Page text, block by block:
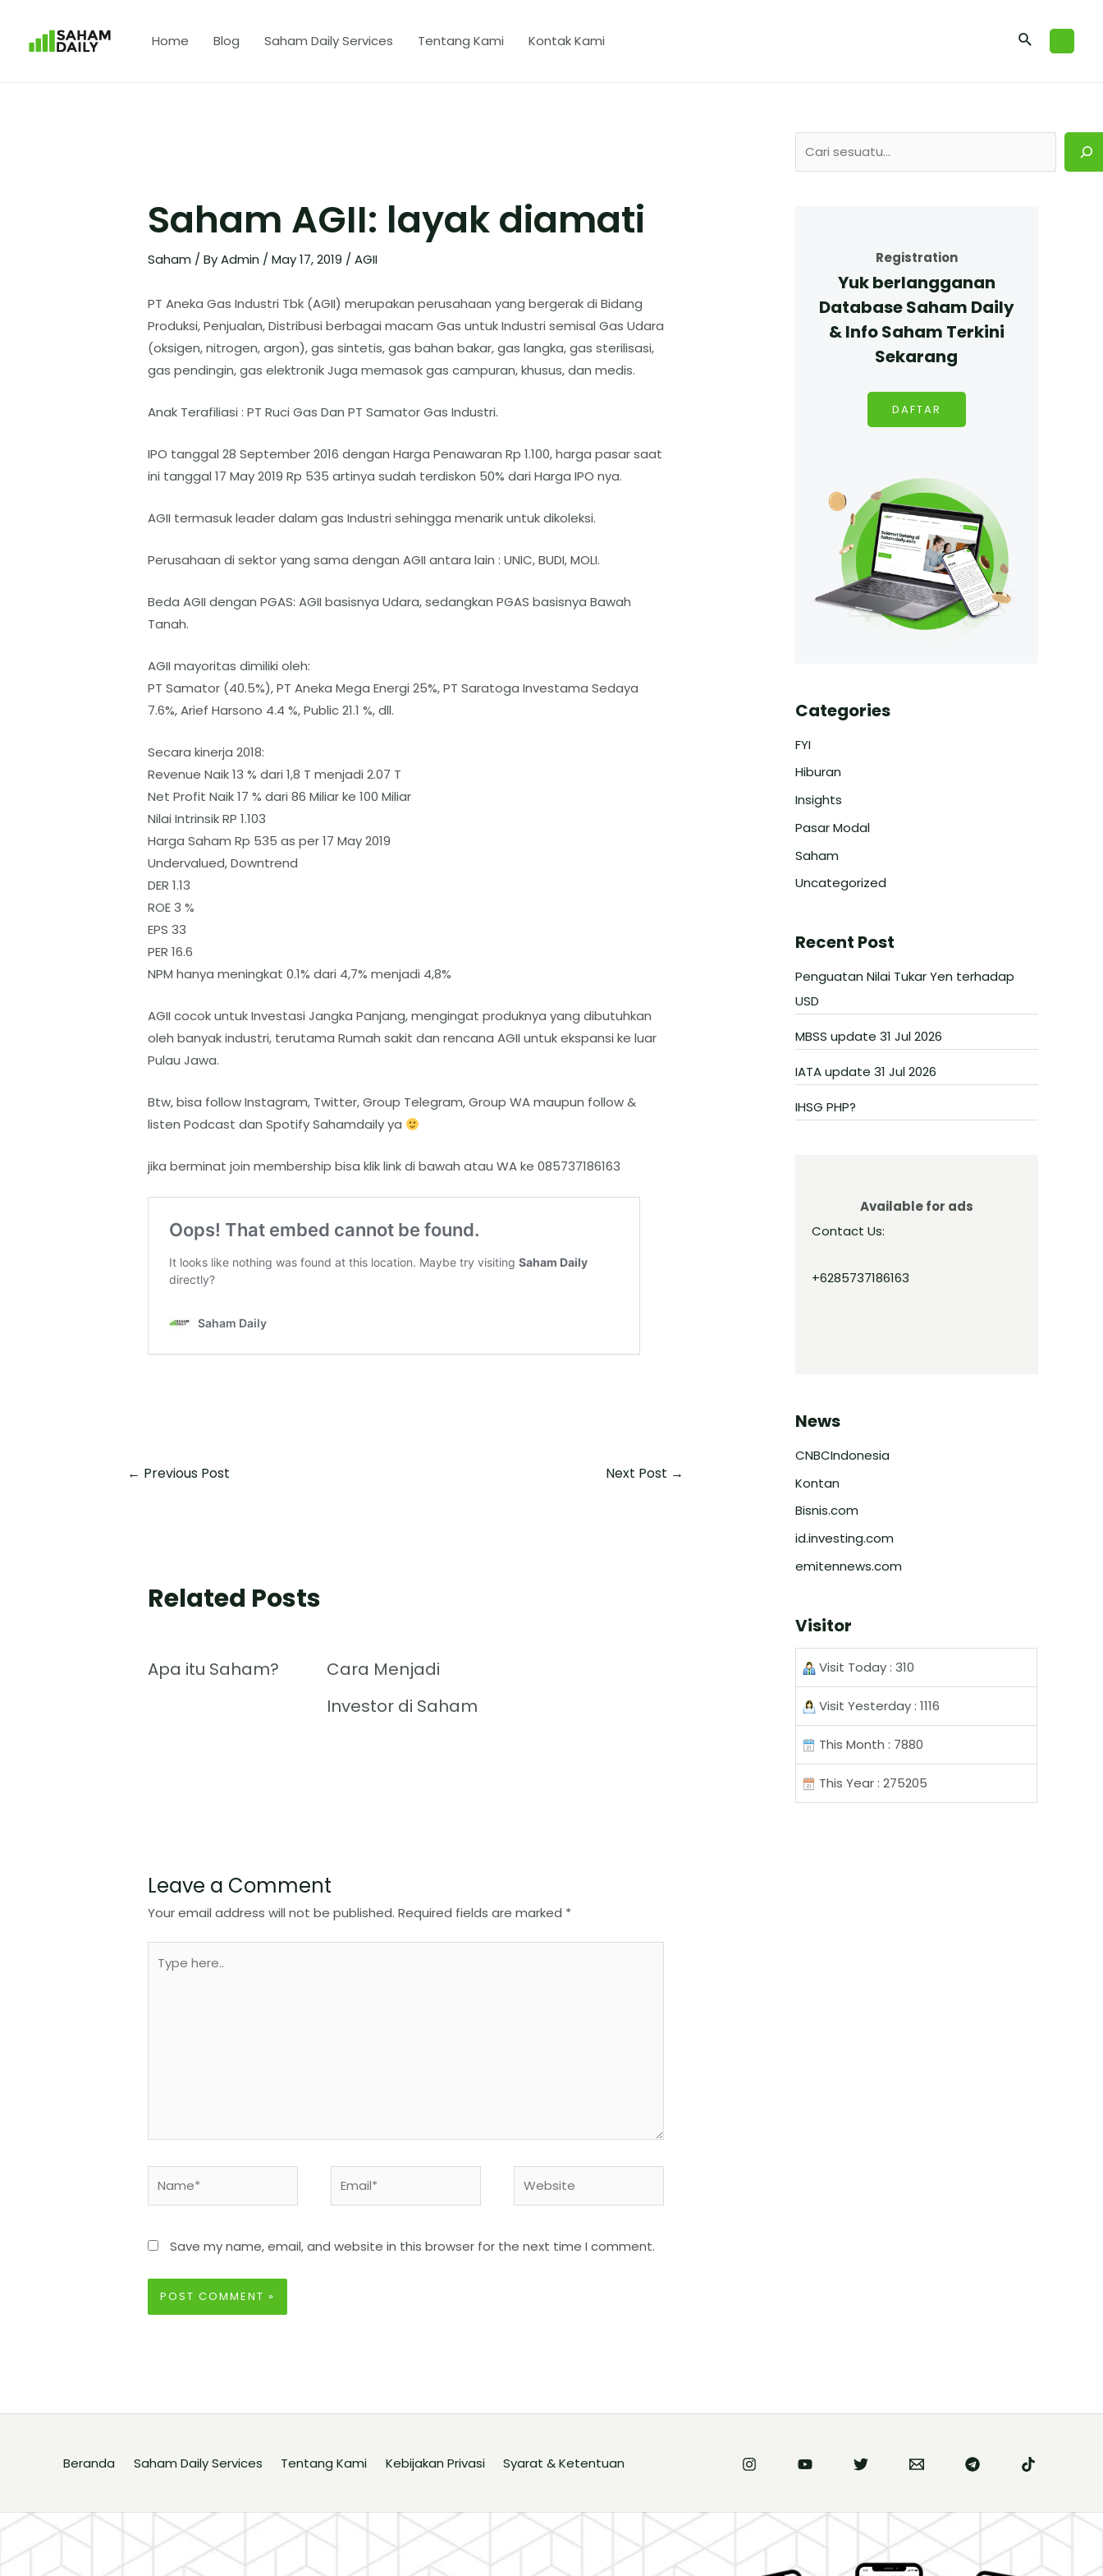
Home Blog Saham Daily Services Tentang Kami Kontak Kami
Saham AGII: layak diamati
Saham / ByAdmin / May 17, 2019 / AGII
PT Aneka Gas Industri Tbk (AGII) merupakan perusahaan yang bergerak di Bidang
Produksi, Penjualan, Distribusi berbagai macam Gas untuk Industri semisal Gas Udara
(oksigen, nitrogen, argon), gas sintetis, gas bahan bakar, gas langka, gas sterilisasi,
gas pendingin, gas elektronik Juga memasok gas campuran, khusus, dan medis.
Anak Terafiliasi : PT Ruci Gas Dan PT Samator Gas Industri.
IPO tanggal 28 September 2016 dengan Harga Penawaran Rp 1.100, harga pasar saat
ini tanggal 17 May 2019 Rp 535 artinya sudah terdiskon 50% dari Harga IPO nya.
AGII termasuk leader dalam gas Industri sehingga menarik untuk dikoleksi.
Perusahaan di sektor yang sama dengan AGII antara lain : UNIC, BUDI, MOLI.
Beda AGII dengan PGAS: AGII basisnya Udara, sedangkan PGAS basisnya Bawah
Tanah.
AGII mayoritas dimiliki oleh:
PT Samator (40.5%), PT Aneka Mega Energi 25%, PT Saratoga Investama Sedaya
7.6%, Arief Harsono 4.4 %, Public 21.1 %, dll.
Secara kinerja 2018:
Revenue Naik 13 % dari 1,8 T menjadi 2.07 T
Net Profit Naik 17 % dari 86 Miliar ke 100 Miliar
Nilai Intrinsik RP 1.103
Harga Saham Rp 535 as per 17 May 2019
Undervalued, Downtrend
DER 1.13
ROE 3 %
EPS 33
PER 16.6
NPM hanya meningkat 0.1% dari 4,7% menjadi 4,8%
AGII cocok untuk Investasi Jangka Panjang, mengingat produknya yang dibutuhkan
oleh banyak industri, terutama Rumah sakit dan rencana AGII untuk ekspansi ke luar
Pulau Jawa.
Btw, bisa follow Instagram, Twitter, Group Telegram, Group WA maupun follow &
listen Podcast dan Spotify Sahamdaily ya
jika berminat join membership bisa klik link di bawah atau WA ke 085737186163
← Previous Post Next Post →
Related Posts
Apa itu Saham?
Cara Menjadi
Investor di Saham
Leave a Comment
Your email address will not be published. Required fields are marked *
Save my name, email, and website in this browser for the next time I comment.
Registration
Yuk berlangganan
Database Saham Daily
& Info Saham Terkini
Sekarang
DAFTAR
Categories
FYI
Hiburan
Insights
Pasar Modal
Saham
Uncategorized
Recent Post
Penguatan Nilai Tukar Yen terhadap
USD
MBSS update 31 Jul 2026
IATA update 31 Jul 2026
IHSG PHP?
Available for ads
Contact Us:
+6285737186163
News
CNBCIndonesia
Kontan
Bisnis.com
id.investing.com
emitennews.com
Visitor
Visit Today : 310
Visit Yesterday : 1116
This Month : 7880
This Year : 275205
Beranda Saham Daily Services Tentang Kami Kebijakan Privasi Syarat & Ketentuan